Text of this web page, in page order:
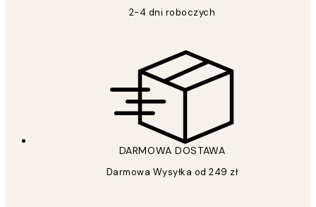
2-4 dni roboczych
DARMOWA DOSTAWA
Darmowa Wysyłka od 249 zł